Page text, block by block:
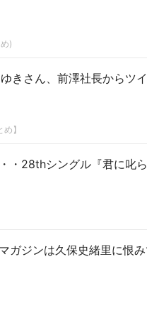
)
きさん、前澤社長からツ
】
・28thシングル『君に叱
ガジンは久保史緒里に恨